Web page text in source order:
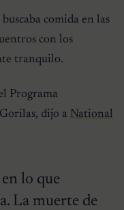
comida en las
con los
tranquilo.
Programa
dijo a National
lo que
La muerte de